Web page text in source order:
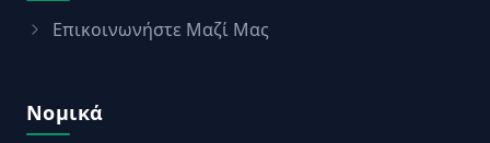
Επικοινωνήστε Μαζί Μας
Νομικά